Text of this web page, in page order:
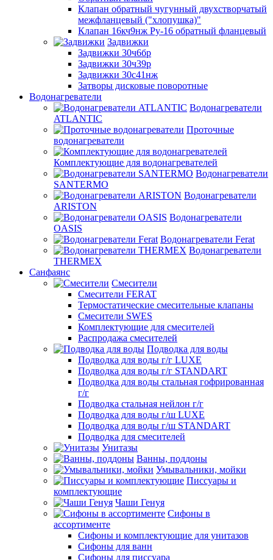
Клапан обратный чугунный двухстворчатый
межфланцевый ("хлопушка)"
Клапан 16кч9нж Ру-16 обратный фланцевый
Задвижки
Задвижки 30ч6бр
Задвижки 30ч39р
Задвижки 30с41нж
Затворы дисковые поворотные
Водонагреватели
Водонагреватели
ATLANTIC
Проточные
водонагреватели
Комплектующие для водонагревателей
Водонагреватели
SANTERMO
Водонагреватели
ARISTON
Водонагреватели
OASIS
Водонагреватели Ferat
Водонагреватели
THERMEX
Санфаянс
Смесители
Смесители FERAT
Термостатические смесительные клапаны
Смесители SWES
Комплектующие для смесителей
Распродажа смесителей
Подводка для воды
Подводка для воды г/г LUXE
Подводка для воды г/г STANDART
Подводка для воды стальная гофрированная
г/г
Подводка стальная нейлон г/г
Подводка для воды г/ш LUXE
Подводка для воды г/ш STANDART
Подводка для смесителей
Унитазы
Ванны, поддоны
Умывальники, мойки
Писсуары и
комплектующие
Чаши Генуя
Сифоны в
ассортименте
Сифоны и комплектующие для унитазов
Сифоны для ванн
Сифоны для писсуара